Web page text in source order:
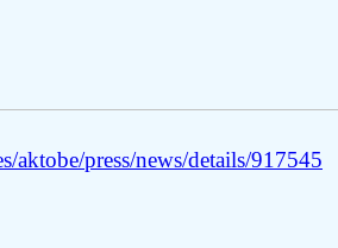
aktobe/press/news/details/917545